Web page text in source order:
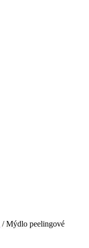
/Mýdlo peelingové